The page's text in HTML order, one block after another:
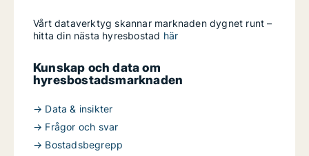
Vårt dataverktyg skannar marknaden dygnet runt –
hitta din nästa hyresbostad här
Kunskap och data om
hyresbostadsmarknaden
→ Data & insikter
→ Frågor och svar
→ Bostadsbegrepp